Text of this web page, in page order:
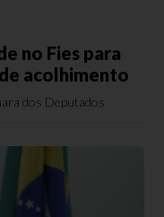
no Fies para
acolhimento
dos Deputados